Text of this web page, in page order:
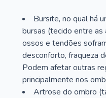
Bursite, no qual há
bursas (tecido entre as
ossos e tendões
desconforto, fraqueza
Podem afetar outras
principalmente nos
Artrose do ombro